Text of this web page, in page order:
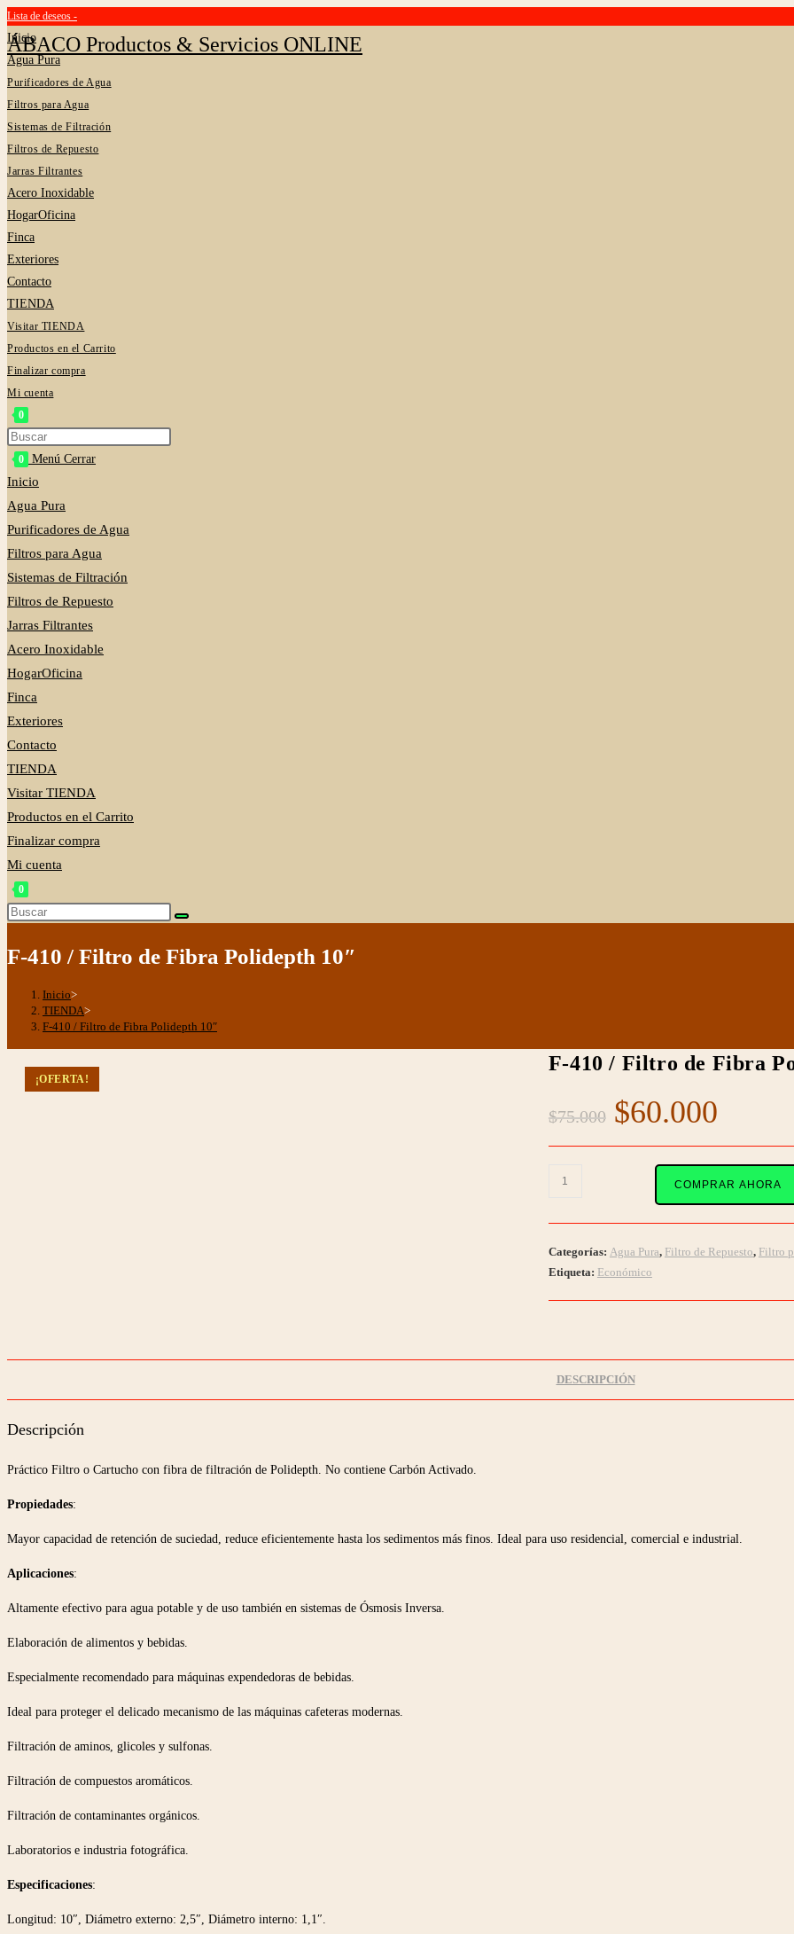
Saltar
al
contenido
Lista de deseos -
ÁBACO Productos & Servicios ONLINE
Inicio
Agua Pura
Purificadores de Agua
Filtros para Agua
Sistemas de Filtración
Filtros de Repuesto
Jarras Filtrantes
Acero Inoxidable
HogarOficina
Finca
Exteriores
Contacto
TIENDA
Visitar TIENDA
Productos en el Carrito
Finalizar compra
Mi cuenta
0
Alternar búsqueda de la web
0 Menú Cerrar
Inicio
Agua Pura
Purificadores de Agua
Filtros para Agua
Sistemas de Filtración
Filtros de Repuesto
Jarras Filtrantes
Acero Inoxidable
HogarOficina
Finca
Exteriores
Contacto
TIENDA
Visitar TIENDA
Productos en el Carrito
Finalizar compra
Mi cuenta
0
Alternar
de
Buscar
esta
F-410 / Filtro de Fibra Polidepth 10″
Inicio>
TIENDA>
F-410 / Filtro de Fibra Polidepth 10″
¡OFERTA!
F-410 / Filtro de Fibra
$75.000 Original
price
was:
$75.000.
$60.000
price
is:
COMPRAR AHORA
Categorías: Agua Pura, Filtro de Repuesto, Filtro
Etiqueta: Económico
DESCRIPCIÓN
Descripción
Práctico Filtro o Cartucho con fibra de filtración de Polidepth. No contiene Carbón Activado.
Propiedades:
Mayor capacidad de retención de suciedad, reduce eficientemente hasta los sedimentos más finos. Ideal para uso residencial, comercial e industrial.
Aplicaciones:
Altamente efectivo para agua potable y de uso también en sistemas de Ósmosis Inversa.
Elaboración de alimentos y bebidas.
Especialmente recomendado para máquinas expendedoras de bebidas.
Ideal para proteger el delicado mecanismo de las máquinas cafeteras modernas.
Filtración de aminos, glicoles y sulfonas.
Filtración de compuestos aromáticos.
Filtración de contaminantes orgánicos.
Laboratorios e industria fotográfica.
Especificaciones:
Longitud: 10″, Diámetro externo: 2,5″, Diámetro interno: 1,1″.